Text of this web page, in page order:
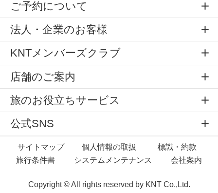
ご予約について
法人・企業のお客様
KNTメンバーズクラブ
店舗のご案内
旅のお役立ちサービス
公式SNS
サイトマップ 個人情報の取扱
標識・約款
旅行条件書
システムメンテナンス 会社案内
Copyright © All rights reserved by KNT Co.,Ltd.